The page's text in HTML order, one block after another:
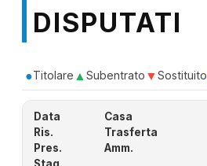
DISPUTATI
●Titolare ▲ Subentrato ▼Sostituito
Data
Casa
Ris.
Trasferta
Pres.
Amm.
Stag.